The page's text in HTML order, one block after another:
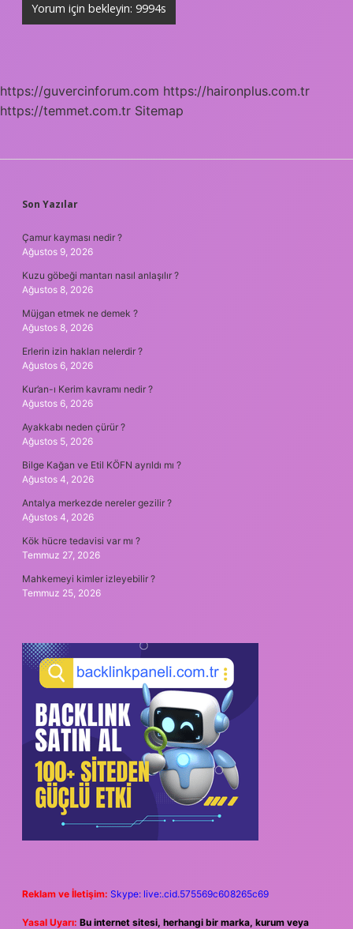
https://guvercinforum.com https://haironplus.com.tr
https://temmet.com.tr Sitemap
SIDEBAR
Son Yazılar
Çamur kayması nedir ?
Ağustos 9, 2026
Kuzu göbeği mantarı nasıl anlaşılır ?
Ağustos 8, 2026
Müjgan etmek ne demek ?
Ağustos 8, 2026
Erlerin izin hakları nelerdir ?
Ağustos 6, 2026
Kur’an-ı Kerim kavramı nedir ?
Ağustos 6, 2026
Ayakkabı neden çürür ?
Ağustos 5, 2026
Bilge Kağan ve Etil KÖFN ayrıldı mı ?
Ağustos 4, 2026
Antalya merkezde nereler gezilir ?
Ağustos 4, 2026
Kök hücre tedavisi var mı ?
Temmuz 27, 2026
Mahkemeyi kimler izleyebilir ?
Temmuz 25, 2026
Reklam ve İletişim: Skype: live:.cid.575569c608265c69
Yasal Uyarı: Bu internet sitesi, herhangi bir marka, kurum veya